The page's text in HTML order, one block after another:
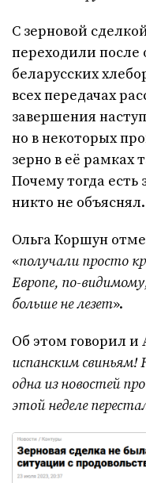
С зерновой
переходили после
беларусских
всех передачах
завершения
но в некоторых
зерно в её рамках
Почему тогда есть
никто не объяснял.
Ольга Коршун
«получали просто
Европе, по-
больше не лезет».
Об этом говорил и
испанским
одна из новостей
этой неделе